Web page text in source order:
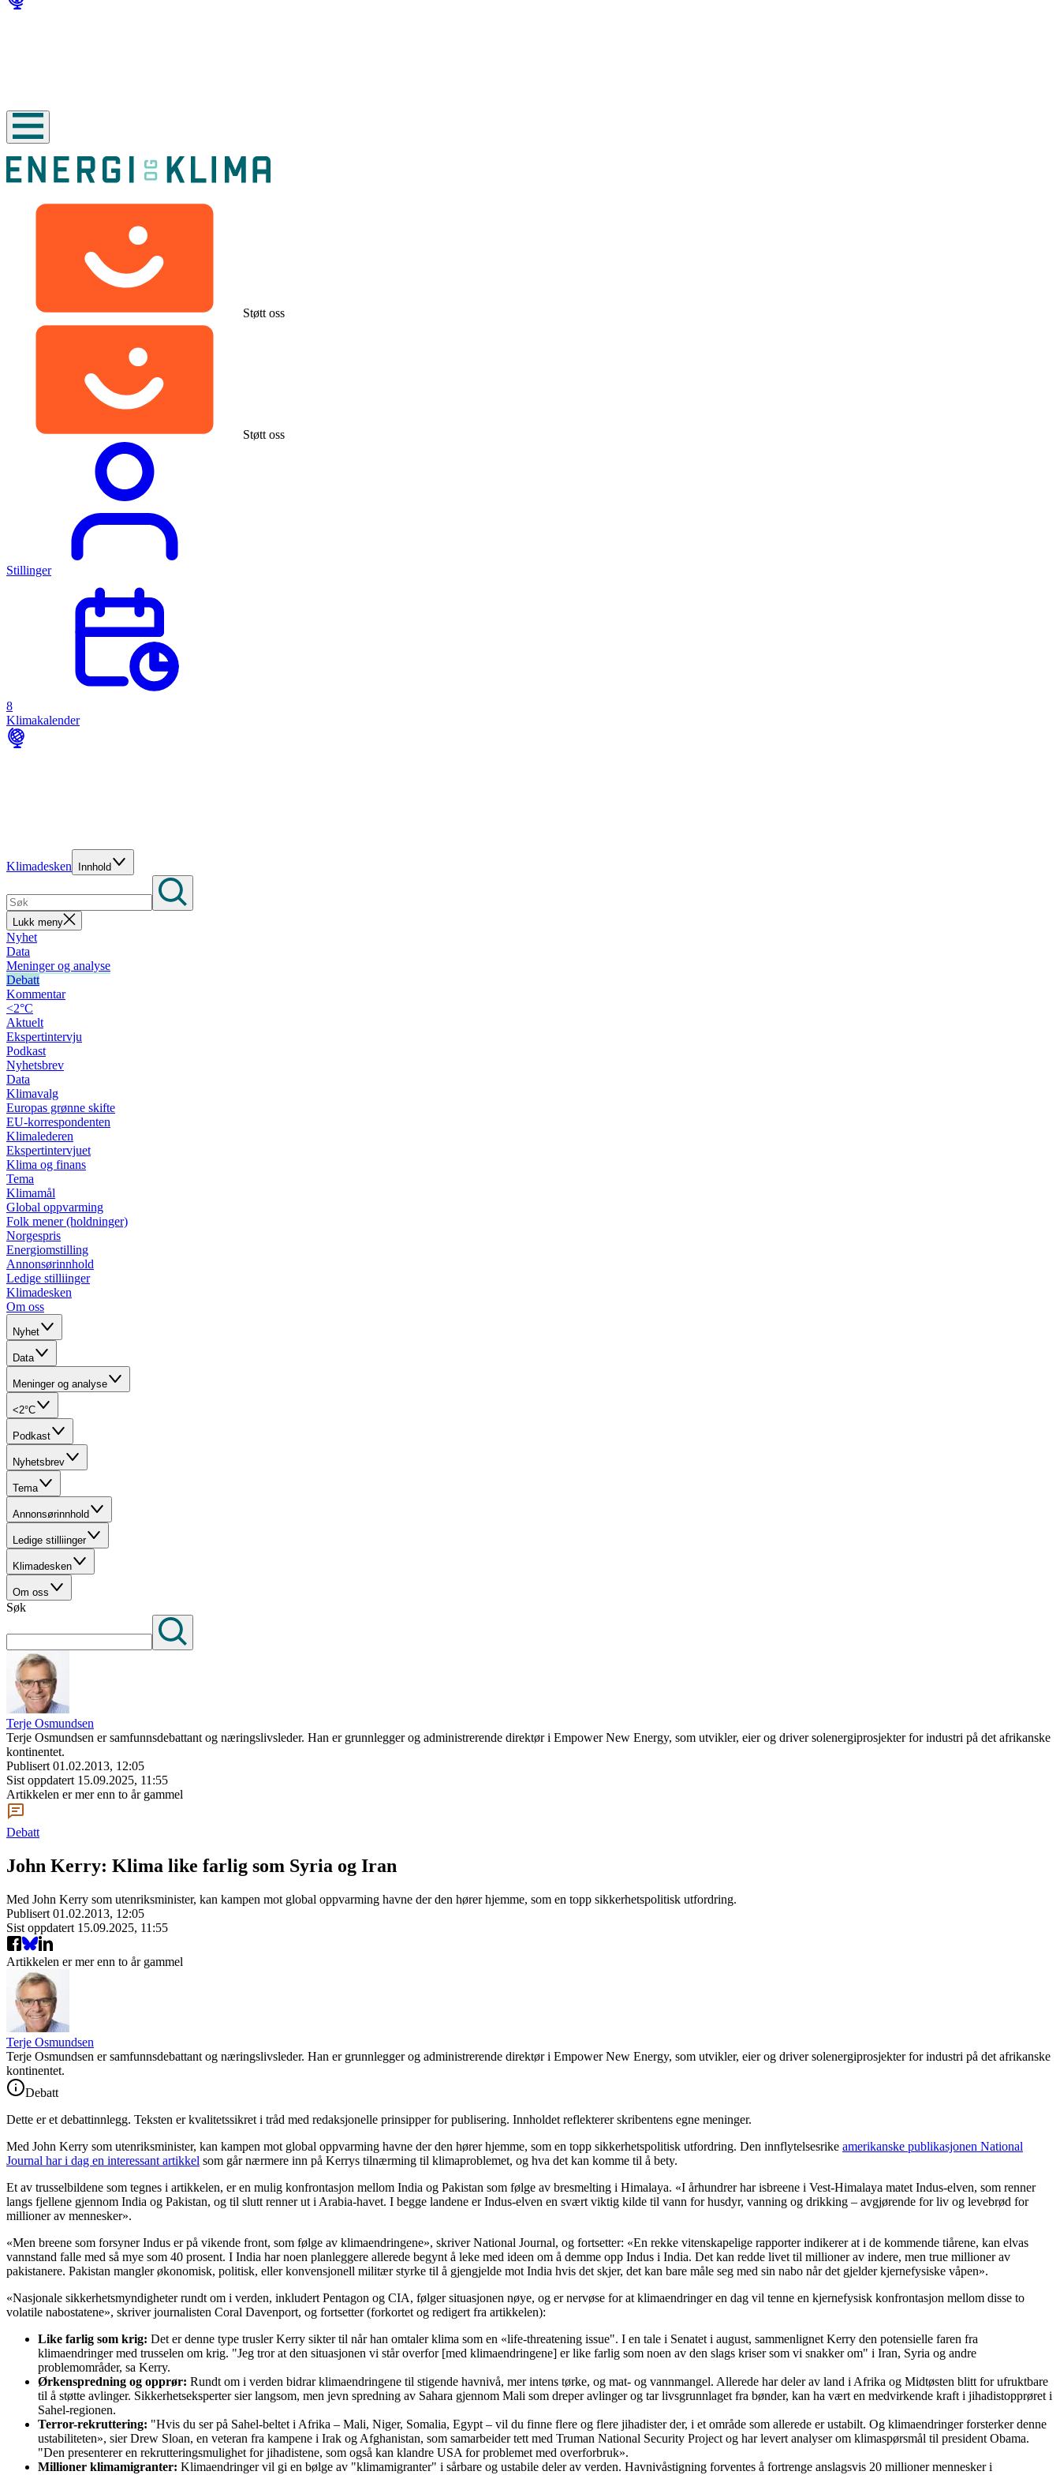
Støtt oss
Støtt oss
Stillinger
8
Klimakalender
Klimadesken Innhold
Lukk meny
Nyhet
Data
Meninger og analyse
Debatt
Kommentar
<2°C
Aktuelt
Ekspertintervju
Podkast
Nyhetsbrev
Data
Klimavalg
Europas grønne skifte
EU-korrespondenten
Klimalederen
Ekspertintervjuet
Klima og finans
Tema
Klimamål
Global oppvarming
Folk mener (holdninger)
Norgespris
Energiomstilling
Annonsørinnhold
Ledige stilliinger
Klimadesken
Om oss
Nyhet
Data
Meninger og analyse
<2°C
Podkast
Nyhetsbrev
Tema
Annonsørinnhold
Ledige stilliinger
Klimadesken
Om oss
Søk
Terje Osmundsen
Terje Osmundsen er samfunnsdebattant og næringslivsleder. Han er grunnlegger og administrerende direktør i Empower New Energy, som utvikler, eier og driver solenergiprosjekter for industri på det afrikanske
kontinentet.
Publisert 01.02.2013, 12:05
Sist oppdatert 15.09.2025, 11:55
Artikkelen er mer enn to år gammel
Debatt
John Kerry: Klima like farlig som Syria og Iran
Med John Kerry som utenriksminister, kan kampen mot global oppvarming havne der den hører hjemme, som en topp sikkerhetspolitisk utfordring.
Publisert 01.02.2013, 12:05
Sist oppdatert 15.09.2025, 11:55
Artikkelen er mer enn to år gammel
Terje Osmundsen
Terje Osmundsen er samfunnsdebattant og næringslivsleder. Han er grunnlegger og administrerende direktør i Empower New Energy, som utvikler, eier og driver solenergiprosjekter for industri på det afrikanske
kontinentet.
Debatt
Dette er et debattinnlegg. Teksten er kvalitetssikret i tråd med redaksjonelle prinsipper for publisering. Innholdet reflekterer skribentens egne meninger.
Med John Kerry som utenriksminister, kan kampen mot global oppvarming havne der den hører hjemme, som en topp sikkerhetspolitisk utfordring. Den innflytelsesrike amerikanske publikasjonen National
Journal har i dag en interessant artikkel som går nærmere inn på Kerrys tilnærming til klimaproblemet, og hva det kan komme til å bety.
Et av trusselbildene som tegnes i artikkelen, er en mulig konfrontasjon mellom India og Pakistan som følge av bresmelting i Himalaya. «I århundrer har isbreene i Vest-Himalaya matet Indus-elven, som renner
langs fjellene gjennom India og Pakistan, og til slutt renner ut i Arabia-havet. I begge landene er Indus-elven en svært viktig kilde til vann for husdyr, vanning og drikking – avgjørende for liv og levebrød for
millioner av mennesker».
«Men breene som forsyner Indus er på vikende front, som følge av klimaendringene», skriver National Journal, og fortsetter: «En rekke vitenskapelige rapporter indikerer at i de kommende tiårene, kan elvas
vannstand falle med så mye som 40 prosent. I India har noen planleggere allerede begynt å leke med ideen om å demme opp Indus i India. Det kan redde livet til millioner av indere, men true millioner av
pakistanere. Pakistan mangler økonomisk, politisk, eller konvensjonell militær styrke til å gjengjelde mot India hvis det skjer, det kan bare måle seg med sin nabo når det gjelder kjernefysiske våpen».
«Nasjonale sikkerhetsmyndigheter rundt om i verden, inkludert Pentagon og CIA, følger situasjonen nøye, og er nervøse for at klimaendringer en dag vil tenne en kjernefysisk konfrontasjon mellom disse to
volatile nabostatene», skriver journalisten Coral Davenport, og fortsetter (forkortet og redigert fra artikkelen):
Like farlig som krig: Det er denne type trusler Kerry sikter til når han omtaler klima som en «life-threatening issue". I en tale i Senatet i august, sammenlignet Kerry den potensielle faren fra
klimaendringer med trusselen om krig. "Jeg tror at den situasjonen vi står overfor [med klimaendringene] er like farlig som noen av den slags kriser som vi snakker om" i Iran, Syria og andre
problemområder, sa Kerry.
Ørkenspredning og opprør: Rundt om i verden bidrar klimaendringene til stigende havnivå, mer intens tørke, og mat- og vannmangel. Allerede har deler av land i Afrika og Midtøsten blitt for ufruktbare
til å støtte avlinger. Sikkerhetseksperter sier langsom, men jevn spredning av Sahara gjennom Mali som dreper avlinger og tar livsgrunnlaget fra bønder, kan ha vært en medvirkende kraft i jihadistopprøret i
Sahel-regionen.
Terror-rekruttering: "Hvis du ser på Sahel-beltet i Afrika – Mali, Niger, Somalia, Egypt – vil du finne flere og flere jihadister der, i et område som allerede er ustabilt. Og klimaendringer forsterker denne
ustabiliteten», sier Drew Sloan, en veteran fra kampene i Irak og Afghanistan, som samarbeider tett med Truman National Security Project og har levert analyser om klimaspørsmål til president Obama.
"Den presenterer en rekrutteringsmulighet for jihadistene, som også kan klandre USA for problemet med overforbruk».
Millioner klimamigranter: Klimaendringer vil gi en bølge av "klimamigranter" i sårbare og ustabile deler av verden. Havnivåstigning forventes å fortrenge anslagsvis 20 millioner mennesker i